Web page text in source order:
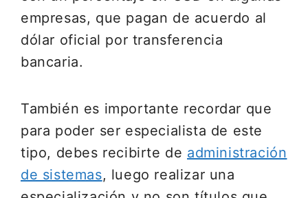
empresas, que pagan de acuerdo al
dólar oficial por transferencia
bancaria.
También es importante recordar que
para poder ser especialista de este
tipo, debes recibirte de administración
de sistemas, luego realizar una